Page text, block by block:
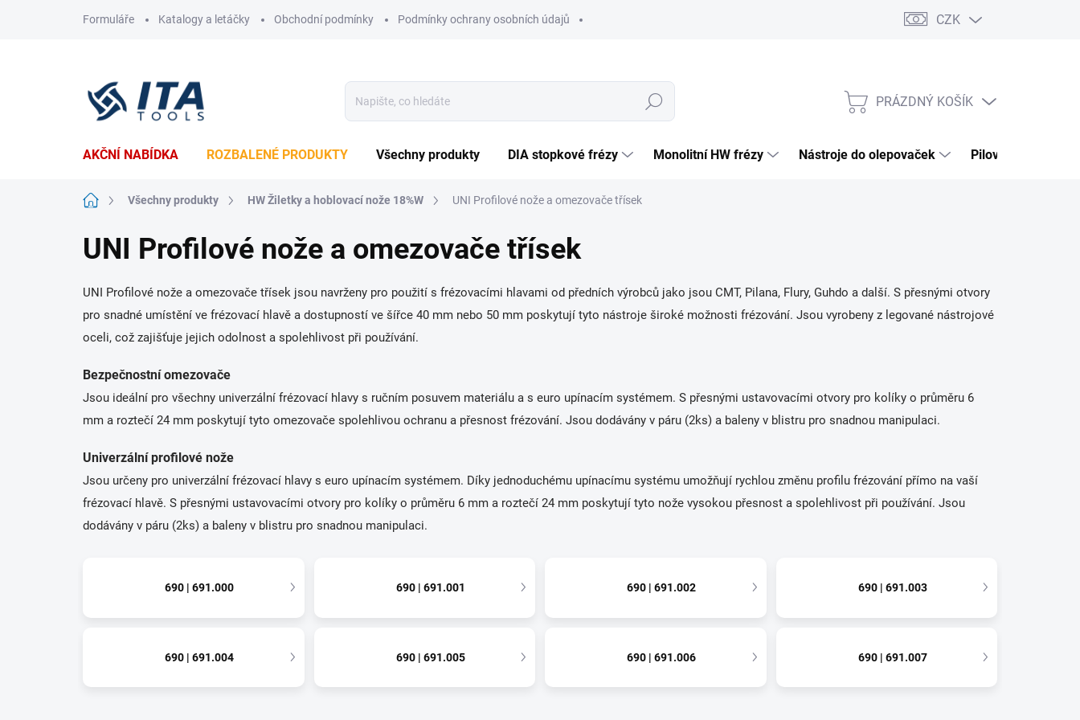
Formuláře Katalogy a letáčky Obchodní podmínky Podmínky ochrany osobních údajů CZK
Hledat
NÁKUPNÍ
PRÁZDNÝ KOŠÍK
AKČNÍ NABÍDKA ROZBALENÉ PRODUKTY Všechny produkty DIA stopkové frézy Monolitní HW frézy Nástroje do olepovaček Pilové kotouče
Domů Všechny produkty HW Žiletky a hoblovací nože 18%W UNI Profilové nože a omezovače třísek
UNI Profilové nože a omezovače třísek
UNI Profilové nože a omezovače třísek jsou navrženy pro použití s frézovacími hlavami od předních výrobců jako jsou CMT, Pilana, Flury, Guhdo a další. S přesnými otvory
pro snadné umístění ve frézovací hlavě a dostupností ve šířce 40 mm nebo 50 mm poskytují tyto nástroje široké možnosti frézování. Jsou vyrobeny z legované nástrojové
oceli, což zajišťuje jejich odolnost a spolehlivost při používání.
Bezpečnostní omezovače
Jsou ideální pro všechny univerzální frézovací hlavy s ručním posuvem materiálu a s euro upínacím systémem. S přesnými ustavovacími otvory pro kolíky o průměru 6
mm a roztečí 24 mm poskytují tyto omezovače spolehlivou ochranu a přesnost frézování. Jsou dodávány v páru (2ks) a baleny v blistru pro snadnou manipulaci.
Univerzální profilové nože
Jsou určeny pro univerzální frézovací hlavy s euro upínacím systémem. Díky jednoduchému upínacímu systému umožňují rychlou změnu profilu frézování přímo na vaší
frézovací hlavě. S přesnými ustavovacími otvory pro kolíky o průměru 6 mm a roztečí 24 mm poskytují tyto nože vysokou přesnost a spolehlivost při používání. Jsou
dodávány v páru (2ks) a baleny v blistru pro snadnou manipulaci.
690 | 691.000 690 | 691.001 690 | 691.002 690 | 691.003
690 | 691.004 690 | 691.005 690 | 691.006 690 | 691.007